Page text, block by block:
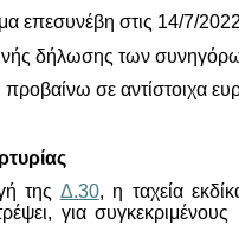
επεσυνέβη στις 14/7/
δήλωσης των
σε αντίστοιχα
της Δ.30, η ταχεία
για